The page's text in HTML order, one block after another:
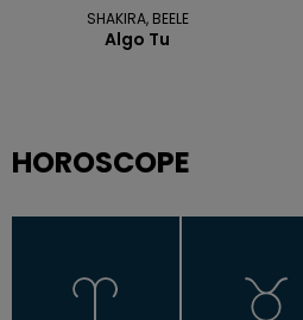
SHAKIRA, BEELE
Algo Tu
HOROSCOPE